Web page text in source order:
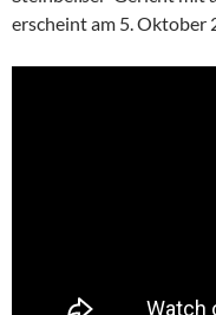
erscheint am 5. Oktober